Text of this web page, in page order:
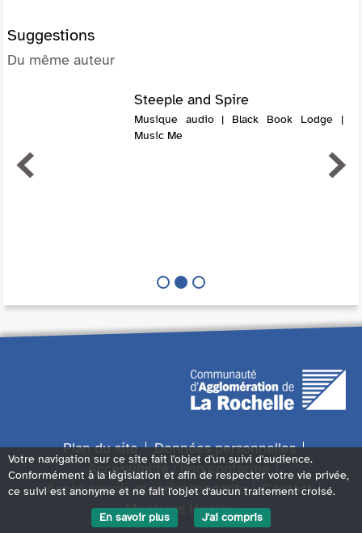
Suggestions
Du même auteur
Steeple and Spire
Musique audio | Black Book Lodge |
Music Me
Plan du site
Données personnelles
Accessibilité : non conforme
Accès sourds et malentendants
Contact
Mentions légales
Votre navigation sur ce site fait l'objet d'un suivi d'audience.
Conformément à la législation et afin de respecter votre vie privée,
ce suivi est anonyme et ne fait l'objet d'aucun traitement croisé.
En savoir plus
J'ai compris